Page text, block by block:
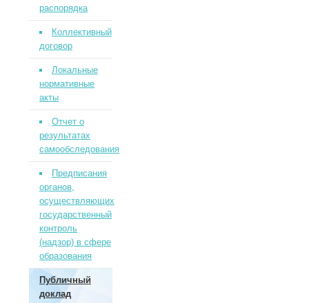
распорядка
Коллективный
договор
Локальные
нормативные
акты
Отчет о
результатах
самообследования
Предписания
органов,
осуществляющих
государственный
контроль
(надзор) в сфере
образования
Публичный
доклад